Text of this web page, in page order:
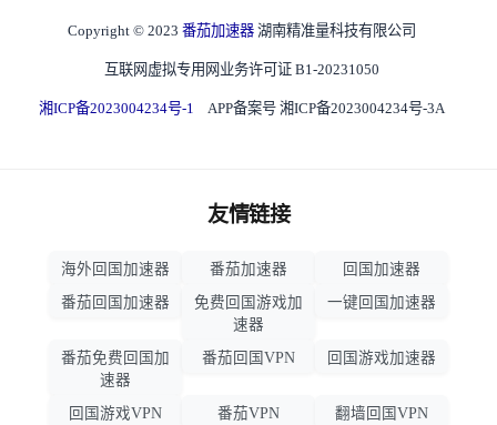
Copyright © 2023 番茄加速器 湖南精准量科技有限公司
互联网虚拟专用网业务许可证 B1-20231050
湘ICP备2023004234号-1 APP备案号 湘ICP备2023004234号-3A
友情链接
海外回国加速器 番茄加速器
回国加速器
番茄回国加速器
免费回国游戏加
速器
一键回国加速器
番茄免费回国加
速器
番茄回国VPN 回国游戏加速器
回国游戏VPN 番茄VPN 翻墙回国VPN